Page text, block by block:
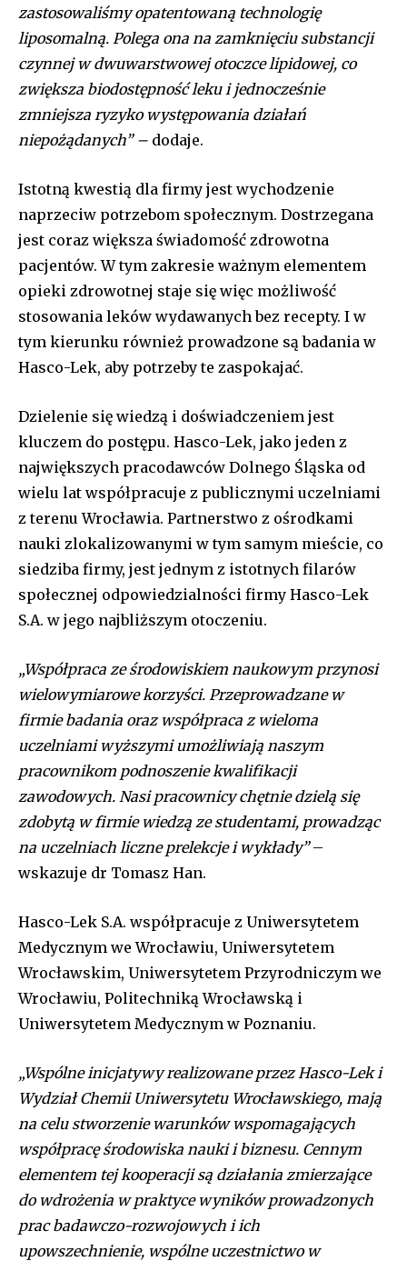
zastosowaliśmy opatentowaną technologię
liposomalną. Polega ona na zamknięciu substancji
czynnej w dwuwarstwowej otoczce lipidowej, co
zwiększa biodostępność leku i jednocześnie
zmniejsza ryzyko występowania działań
niepożądanych” – dodaje.
Istotną kwestią dla firmy jest wychodzenie
naprzeciw potrzebom społecznym. Dostrzegana
jest coraz większa świadomość zdrowotna
pacjentów. W tym zakresie ważnym elementem
opieki zdrowotnej staje się więc możliwość
stosowania leków wydawanych bez recepty. I w
tym kierunku również prowadzone są badania w
Hasco-Lek, aby potrzeby te zaspokajać.
Dzielenie się wiedzą i doświadczeniem jest
kluczem do postępu. Hasco-Lek, jako jeden z
największych pracodawców Dolnego Śląska od
wielu lat współpracuje z publicznymi uczelniami
z terenu Wrocławia. Partnerstwo z ośrodkami
nauki zlokalizowanymi w tym samym mieście, co
siedziba firmy, jest jednym z istotnych filarów
społecznej odpowiedzialności firmy Hasco-Lek
S.A. w jego najbliższym otoczeniu.
„Współpraca ze środowiskiem naukowym przynosi
wielowymiarowe korzyści. Przeprowadzane w
firmie badania oraz współpraca z wieloma
uczelniami wyższymi umożliwiają naszym
pracownikom podnoszenie kwalifikacji
zawodowych. Nasi pracownicy chętnie dzielą się
zdobytą w firmie wiedzą ze studentami, prowadząc
na uczelniach liczne prelekcje i wykłady”–
wskazuje dr Tomasz Han.
Hasco-Lek S.A. współpracuje z Uniwersytetem
Medycznym we Wrocławiu, Uniwersytetem
Wrocławskim, Uniwersytetem Przyrodniczym we
Wrocławiu, Politechniką Wrocławską i
Uniwersytetem Medycznym w Poznaniu.
„Wspólne inicjatywy realizowane przez Hasco-Lek i
Wydział Chemii Uniwersytetu Wrocławskiego, mają
na celu stworzenie warunków wspomagających
współpracę środowiska nauki i biznesu. Cennym
elementem tej kooperacji są działania zmierzające
do wdrożenia w praktyce wyników prowadzonych
prac badawczo-rozwojowych i ich
upowszechnienie, wspólne uczestnictwo w